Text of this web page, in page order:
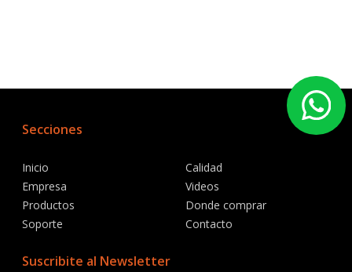
Secciones
Inicio
Empresa
Productos
Soporte
Calidad
Videos
Donde comprar
Contacto
Suscribite al Newsletter